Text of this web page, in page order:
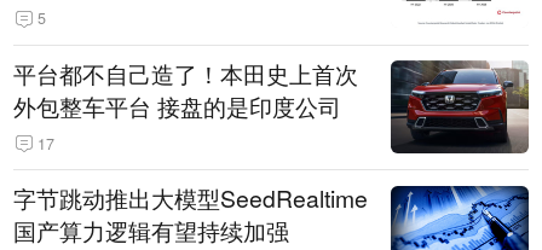
5
平台都不自己造了！本田史上首次
外包整车平台 接盘的是印度公司
17
字节跳动推出大模型SeedRealtime
国产算力逻辑有望持续加强